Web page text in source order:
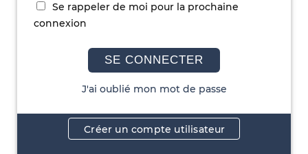
Se rappeler de moi pour la prochaine
connexion
SE CONNECTER
J'ai oublié mon mot de passe
Créer un compte utilisateur